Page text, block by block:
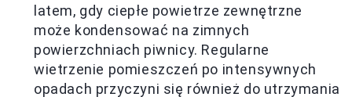
latem, gdy ciepłe powietrze zewnętrzne
może kondensować na zimnych
powierzchniach piwnicy. Regularne
wietrzenie pomieszczeń po intensywnych
opadach przyczyni się również do utrzymania